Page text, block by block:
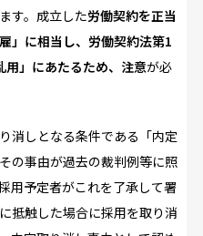
す。成立した労働契約を正当
」に相当し、労働契約法第1
」にあたるため、注意が必
消しとなる条件である「内定
の事由が過去の裁判例等に照
用予定者がこれを了承して署
抵触した場合に採用を取り消